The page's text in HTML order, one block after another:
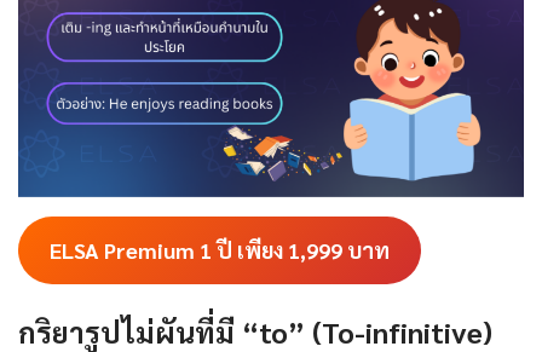
ELSA Premium 1 ปี เพียง 1,999 บาท
กริยารูปไม่ผันที่มี “to” (To-infinitive)